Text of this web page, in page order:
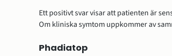
Ett positivt svar visar att patienten är
Om kliniska symtom uppkommer av
Phadiatop